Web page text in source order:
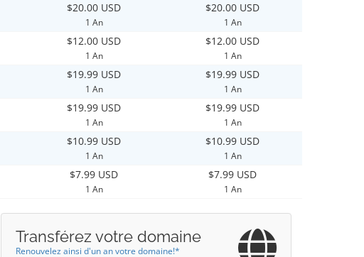
$20.00 USD
1 An
$20.00 USD
1 An
$12.00 USD
1 An
$12.00 USD
1 An
$19.99 USD
1 An
$19.99 USD
1 An
$19.99 USD
1 An
$19.99 USD
1 An
$10.99 USD
1 An
$10.99 USD
1 An
$7.99 USD
1 An
$7.99 USD
1 An
Transférez votre domaine
Renouvelez ainsi d'un an votre domaine!*